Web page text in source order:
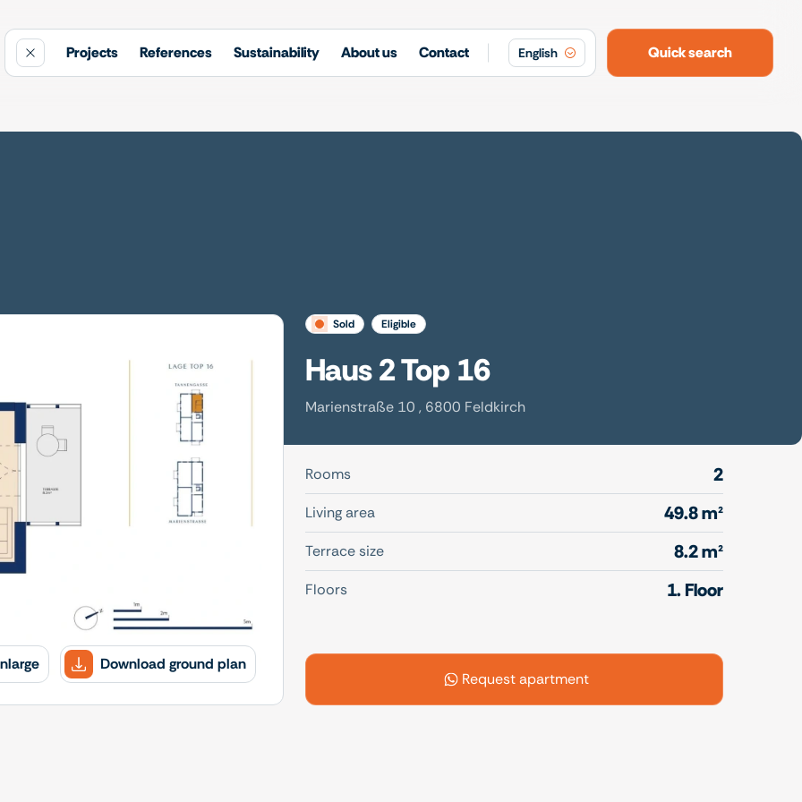
Projects References Sustainability About us Contact English Quick search
Download ground plan
sold eligible
Haus 2 Top 16
Marienstraße 10 , 6800 Feldkirch
Rooms 2
Living area 49.8 m²
Terrace size 8.2 m²
Floors 1. Floor
Request apartment